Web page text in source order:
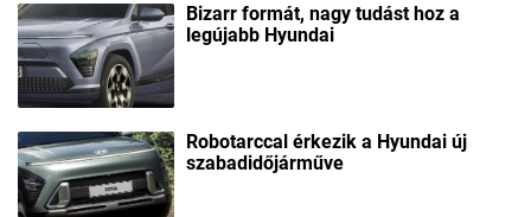
Bizarr formát, nagy tudást hoz a
legújabb Hyundai
Robotarccal érkezik a Hyundai új
szabadidőjárműve